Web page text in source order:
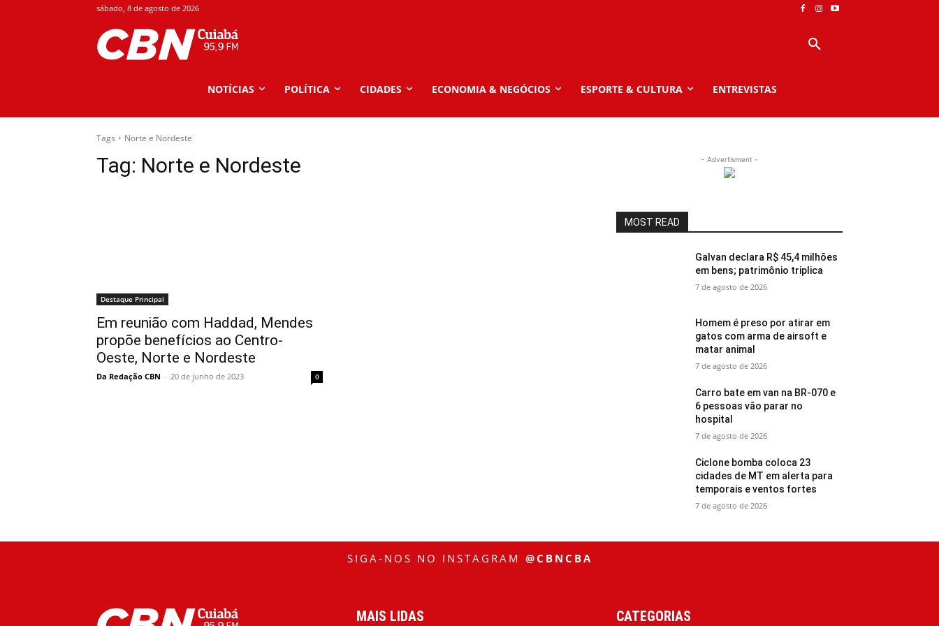
sábado, 8 de agosto de 2026
NOTÍCIAS POLÍTICA CIDADES ECONOMIA & NEGÓCIOS ESPORTE & CULTURA ENTREVISTAS
Tags Norte e Nordeste
Tag: Norte e Nordeste
Destaque Principal
Em reunião com Haddad, Mendes
propõe benefícios ao Centro-
Oeste, Norte e Nordeste
Da Redação CBN - 20 de junho de 2023 0
- Advertisment -
MOST READ
Galvan declara R$ 45,4 milhões
em bens; patrimônio triplica
7 de agosto de 2026
Homem é preso por atirar em
gatos com arma de airsoft e
matar animal
7 de agosto de 2026
Carro bate em van na BR-070 e
6 pessoas vão parar no
hospital
7 de agosto de 2026
Ciclone bomba coloca 23
cidades de MT em alerta para
temporais e ventos fortes
7 de agosto de 2026
SIGA-NOS NO INSTAGRAM @CBNCBA
MAIS LIDAS CATEGORIAS